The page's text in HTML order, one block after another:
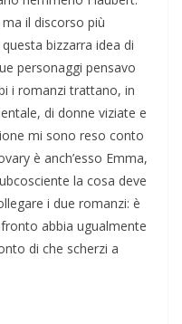
il discorso più
bizzarra idea di
personaggi pensavo
i romanzi trattano, in
di donne viziate e
mi sono reso conto
è anch’esso Emma,
la cosa deve
i due romanzi: è
abbia ugualmente
di che scherzi a